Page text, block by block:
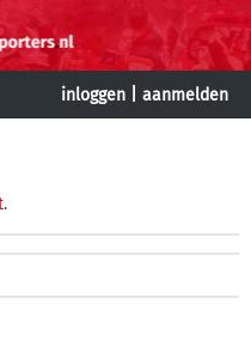
inloggen aanmelden
.